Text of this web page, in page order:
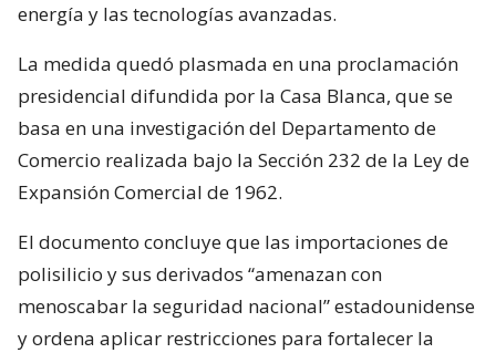
energía y las tecnologías avanzadas.
La medida quedó plasmada en una proclamación
presidencial difundida por la Casa Blanca, que se
basa en una investigación del Departamento de
Comercio realizada bajo la Sección 232 de la Ley de
Expansión Comercial de 1962.
El documento concluye que las importaciones de
polisilicio y sus derivados “amenazan con
menoscabar la seguridad nacional” estadounidense
y ordena aplicar restricciones para fortalecer la